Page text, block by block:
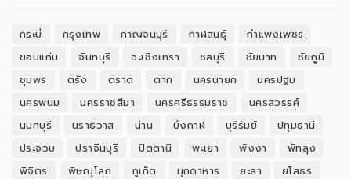
กระบี่ กรุงเทพ กาญจนบุรี กาฬสินธุ์
กำแพงเพชร
ขอนแก่น
จันทบุรี ฉะเชิงเทรา ชลบุรี ชัยนาท
ชัยภูมิ
ชุมพร
ตรัง ตราด ตาก นครนายก
นครปฐม
นครพนม
นครราชสีมา นครศรีธรรมราช
นครสวรรค์
นนทบุรี
นราธิวาส น่าน บึงกาฬ บุรีรัมย์
ปทุมธานี
ประจวบ
ปราจีนบุรี ปัตตานี พะเยา พังงา
พัทลุง
พิจิตร
พิษณุโลก ภูเก็ต มุกดาหาร ยะลา
ยโสธร